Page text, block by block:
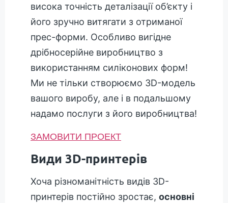
висока точність деталізації об’єкту і
його зручно витягати з отриманої
прес-форми. Особливо вигідне
дрібносерійне виробництво з
використанням силіконових форм!
Ми не тільки створюємо 3D-модель
вашого виробу, але і в подальшому
надамо послуги з його виробництва!
ЗАМОВИТИ ПРОЕКТ
Види 3D-принтерів
Хоча різноманітність видів 3D-
принтерів постійно зростає, основні